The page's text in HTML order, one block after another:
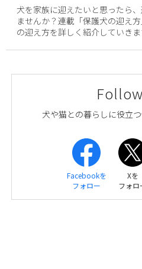
犬を家族に迎えたいと思ったら
ませんか？連載「保護犬の迎え
の迎え方を詳しく紹介していきま
犬や猫との暮らしに役立つ
Facebookを
フォロー
Xを
フォロ